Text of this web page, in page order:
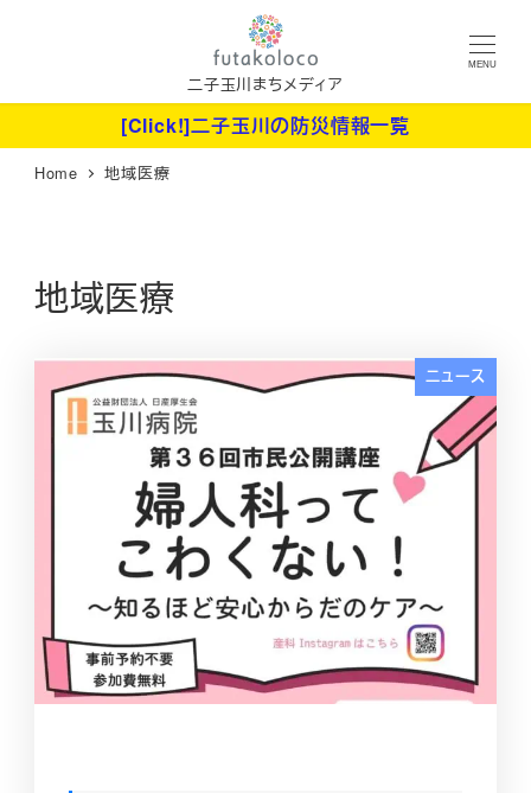
ン
二子玉川まちメディア
MENU
[Click!]二子玉川の防災情報一覧
Home 地域医療
地域医療
ニュース